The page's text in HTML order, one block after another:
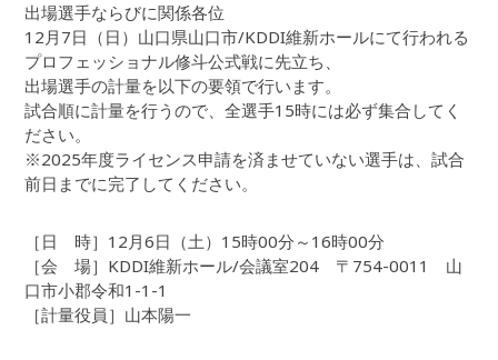
出場選手ならびに関係各位
12月7日（日）山口県山口市/KDDI維新ホールにて行われる
プロフェッショナル修斗公式戦に先立ち、
出場選手の計量を以下の要領で行います。
試合順に計量を行うので、全選手15時には必ず集合してく
ださい。
※2025年度ライセンス申請を済ませていない選手は、試合
前日までに完了してください。
［日 時］12月6日（土）15時00分～16時00分
［会 場］KDDI維新ホール/会議室204 〒754-0011 山
口市小郡令和1-1-1
［計量役員］山本陽一